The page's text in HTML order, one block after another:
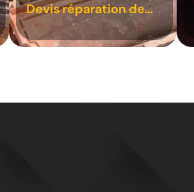
Devis réparation de
toiture 31